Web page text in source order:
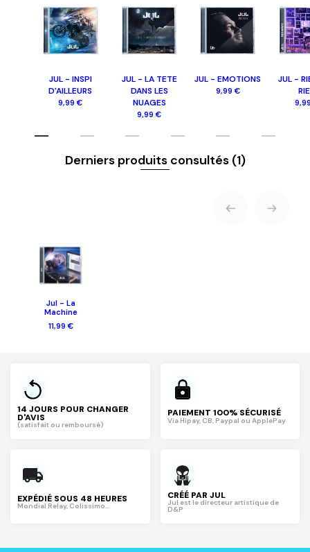
JUL - INSPI
D'AILLEURS
9,99 €
JUL - LA TETE
DANS LES
NUAGES
9,99 €
JUL - EMOTIONS
9,99 €
JUL -
Derniers produits consultés (1)
Jul - La
Machine
11,99 €
14 JOURS POUR CHANGER
D'AVIS
(satisfait ou remboursé)
PAIEMENT 100% SÉCURISÉ
Via Hipay, CB, Paypal ou ApplePay
EXPÉDIÉ SOUS 48 HEURES
Mondial Relay, Colissimo...
CRÉÉ PAR JUL
Jul est le directeur artistique de
D&P